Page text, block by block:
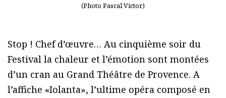
(Photo Pascal Victor)
Stop ! Chef d’œuvre… Au cinquième soir du
Festival la chaleur et l’émotion sont montées
d’un cran au Grand Théâtre de Provence. A
l’affiche «Iolanta», l’ultime opéra composé en